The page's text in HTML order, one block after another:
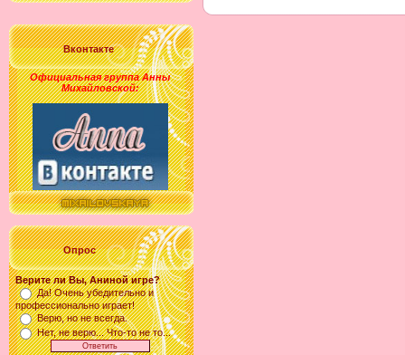
Вконтакте
Официальная группа Анны
Михайловской:
Опрос
Верите ли Вы, Аниной игре?
Да! Очень убедительно и
профессионально играет!
Верю, но не всегда.
Нет, не верю... Что-то не то...